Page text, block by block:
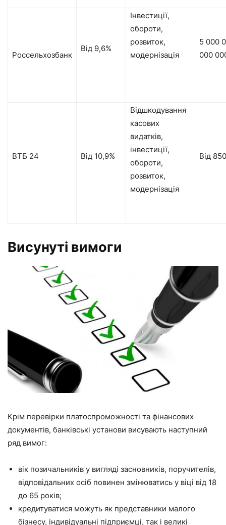
Россельхозбанк
Від 9,6%
Інвестиції,
обороти,
розвиток,
модернізація
5 000
000
ВТБ 24 Від 10,9%
Відшкодування
касових
видатків,
інвестиції,
обороти,
розвиток,
модернізація
Від
Висунуті вимоги
Крім перевірки платоспроможності та фінансових
документів, банківські установи висувають наступний
ряд вимог:
вік позичальників у вигляді засновників, поручителів,
відповідальних осіб повинен змінюватись у віці від 18
до 65 років;
кредитуватися можуть як представники малого
бізнесу, індивідуальні підприємці, так і великі